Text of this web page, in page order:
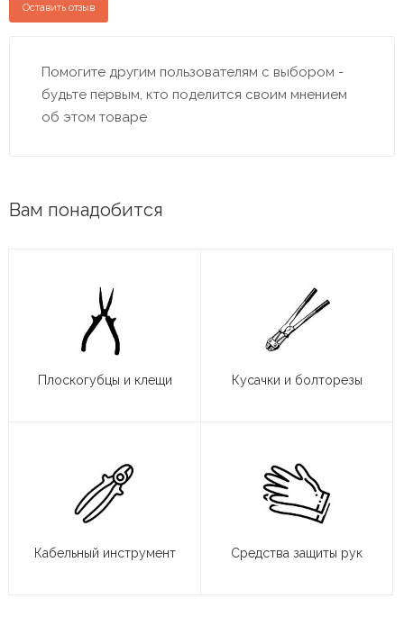
Оставить отзыв
Помогите другим пользователям с выбором -
будьте первым, кто поделится своим мнением
об этом товаре
Вам понадобится
Плоскогубцы и клещи Кусачки и болторезы
Кабельный инструмент Средства защиты рук